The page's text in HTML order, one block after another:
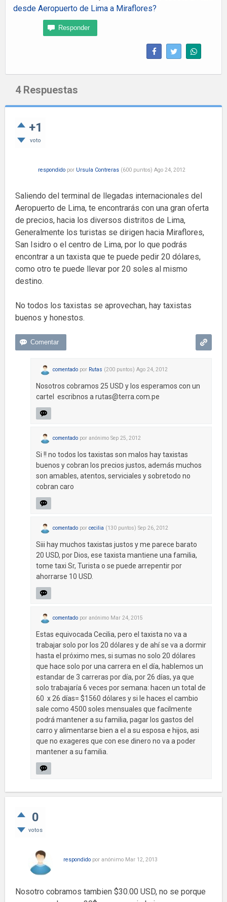
desde Aeropuerto de Lima a Miraflores?
4Respuestas
+1
voto
respondido por Ursula Contreras (600 puntos) Ago 24, 2012
Saliendo del terminal de llegadas internacionales del
Aeropuerto de Lima, te encontrarás con una gran oferta
de precios, hacia los diversos distritos de Lima,
Generalmente los turistas se dirigen hacia Miraflores,
San Isidro o el centro de Lima, por lo que podrás
encontrar a un taxista que te puede pedir 20 dólares,
como otro te puede llevar por 20 soles al mismo
destino.
No todos los taxistas se aprovechan, hay taxistas
buenos y honestos.
comentado por Rutas (200 puntos) Ago 24, 2012
Nosotros cobramos 25 USD y los esperamos con un
cartel escribnos a rutas@terra.com.pe
comentado por anónimo Sep 25, 2012
Si !! no todos los taxistas son malos hay taxistas
buenos y cobran los precios justos, además muchos
son amables, atentos, serviciales y sobretodo no
cobran caro
comentado por cecilia (130 puntos) Sep 26, 2012
Siii hay muchos taxistas justos y me parece barato
20 USD, por Dios, ese taxista mantiene una familia,
tome taxi Sr, Turista o se puede arrepentir por
ahorrarse 10 USD.
comentado por anónimo Mar 24, 2015
Estas equivocada Cecilia, pero el taxista no va a
trabajar solo por los 20 dólares y de ahí se va a dormir
hasta el próximo mes, si sumas no solo 20 dólares
que hace solo por una carrera en el día, hablemos un
estandar de 3 carreras por día, por 26 días, ya que
solo trabajaría 6 veces por semana: hacen un total de
60 x 26 días= $1560 dólares y si le haces el cambio
sale como 4500 soles mensuales que facilmente
podrá mantener a su familia, pagar los gastos del
carro y alimentarse bien a el a su esposa e hijos, asi
que no exageres que con ese dinero no va a poder
mantener a su familia.
0
votos
respondido por anónimo Mar 12, 2013
Nosotro cobramos tambien $30.00 USD, no se porque